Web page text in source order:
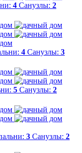
4 Санузлы: 2
4 Санузлы: 3
5 Санузлы: 2
3 Санузлы: 2